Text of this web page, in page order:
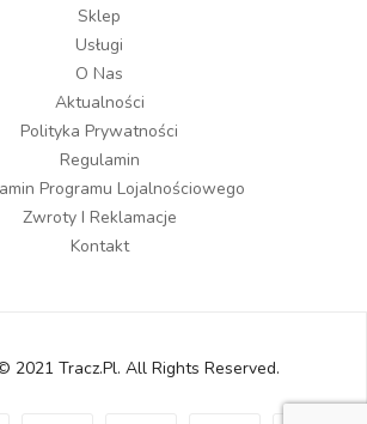
Sklep
Usługi
O Nas
Aktualności
Polityka Prywatności
Regulamin
Programu Lojalnościowego
Zwroty I Reklamacje
Kontakt
2021 Tracz.pl. All Rights Reserved.